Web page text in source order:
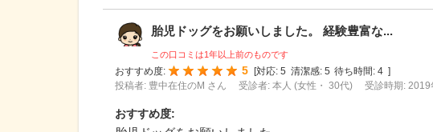
胎児ドッグをお願いしました。 経験豊富な...
この口コミは1年以上前のものです
おすすめ度:
5 [対応: 5 清潔感: 5 待ち時間: 4 ]
投稿者: 豊中在住のM さん
受診者: 本人 (女性・ 30代) 受診時期: 2019
おすすめ度: